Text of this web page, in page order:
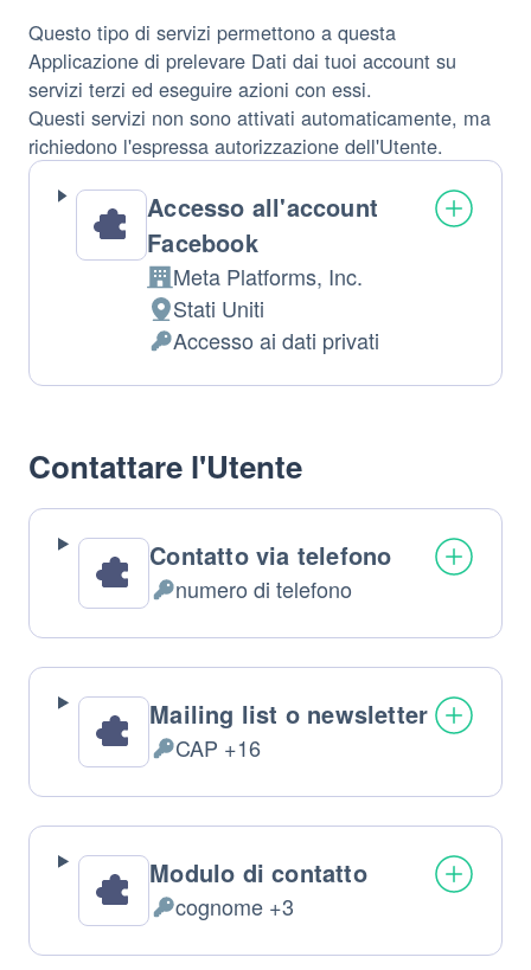
Questo tipo di servizi permettono a questa
Applicazione di prelevare Dati dai tuoi account su
servizi terzi ed eseguire azioni con essi.
Questi servizi non sono attivati automaticamente, ma
richiedono l'espressa autorizzazione dell'Utente.
Accesso all'account
Facebook
Azienda:
Meta Platforms, Inc.
Luogo
del
trattamento:
Stati Uniti
Permessi
richiesti:
Accesso ai dati privati
Contattare l'Utente
Contatto via telefono
Dati
Personali
trattati:
numero di telefono
Mailing list o newsletter
Dati
Personali
trattati:
CAP +16
Modulo di contatto
Dati
Personali
cognome +3